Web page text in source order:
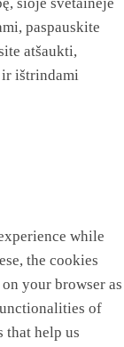
šioje svetainėje
paspauskite
atšaukti,
ir ištrindami
while
the cookies
your browser as
of
that help us